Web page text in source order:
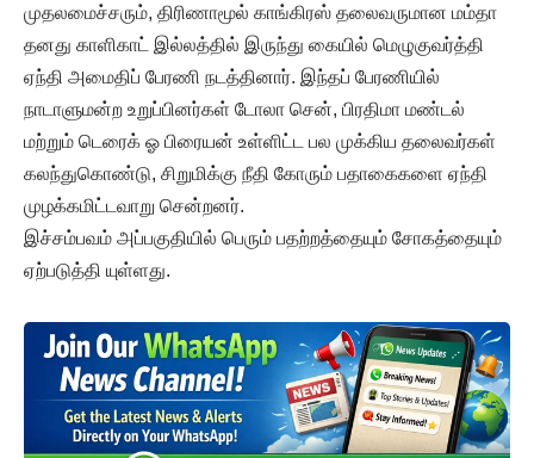
முதலமைச்சரும், திரிணாமூல் காங்கிரஸ் தலைவருமான மம்தா
தனது காளிகாட் இல்லத்தில் இருந்து கையில் மெழுகுவர்த்தி
ஏந்தி அமைதிப் பேரணி நடத்தினார். இந்தப் பேரணியில்
நாடாளுமன்ற உறுப்பினர்கள் டோலா சென், பிரதிமா மண்டல்
மற்றும் டெரைக் ஓ பிரையன் உள்ளிட்ட பல முக்கிய தலைவர்கள்
கலந்துகொண்டு, சிறுமிக்கு நீதி கோரும் பதாகைகளை ஏந்தி
முழக்கமிட்டவாறு சென்றனர்.
இச்சம்பவம் அப்பகுதியில் பெரும் பதற்றத்தையும் சோகத்தையும்
ஏற்படுத்தி யுள்ளது.